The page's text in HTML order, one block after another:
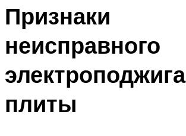
Признаки
неисправного
электроподжига
плиты